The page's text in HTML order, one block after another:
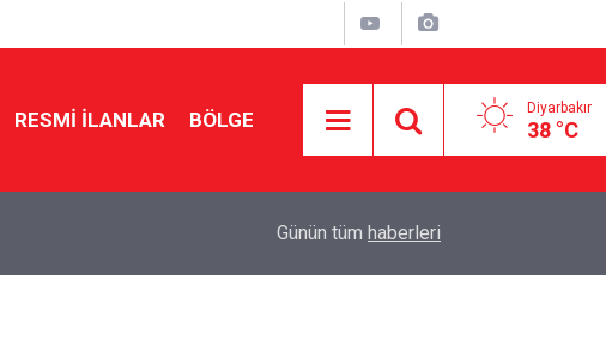
RESMI İLANLAR BÖLGE Diyarbakır
38 °C
2026-2027 eğitim öğretim yılı takvimi belli
Günün tüm haberleri